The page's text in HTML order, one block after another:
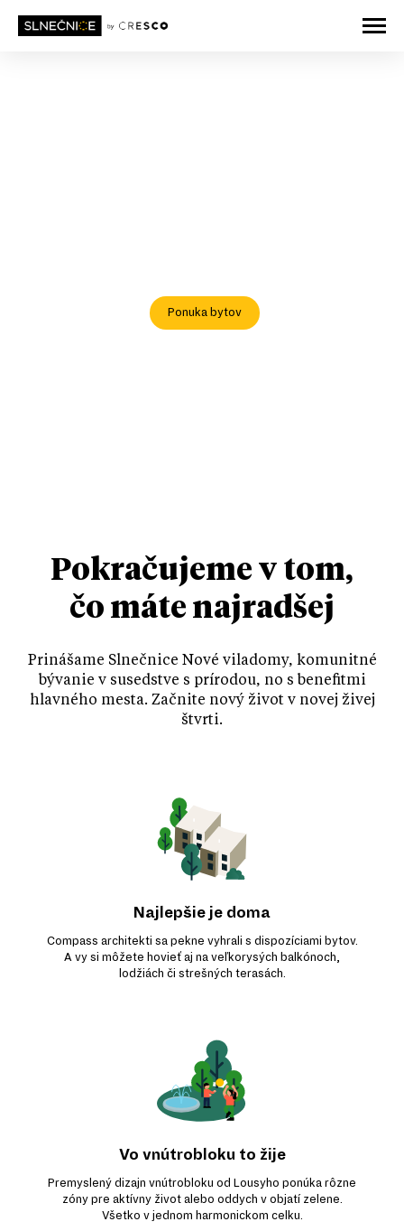
Ponuka bytov
Pokračujeme v tom,
čo máte najradšej
Prinášame Slnečnice Nové viladomy, komunitné
bývanie v susedstve s prírodou, no s benefitmi
hlavného mesta. Začnite nový život v novej živej
štvrti.
Najlepšie je doma
Compass architekti sa pekne vyhrali s dispozíciami bytov.
A vy si môžete hovieť aj na veľkorysých balkónoch,
lodžiách či strešných terasách.
Vo vnútrobloku to žije
Premyslený dizajn vnútrobloku od Lousyho ponúka rôzne
zóny pre aktívny život alebo oddych v objatí zelene.
Všetko v jednom harmonickom celku.